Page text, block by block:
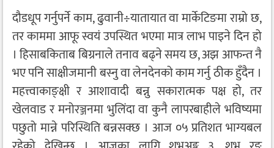
दौडधूप गर्नुपर्ने काम, ढुवानी÷यातायात वा मार्केटिङमा राम्रो छ,
तर काममा आफू स्वयं उपस्थित भएमा मात्र लाभ पाइने दिन हो
। हिसाबकिताब बिग्रनाले तनाव बढ्ने समय छ, अझ आफन्त नै
भए पनि साक्षीजमानी बस्नु वा लेनदेनको काम गर्नु ठीक हुँदैन ।
महत्त्वाकाङ्क्षी र आशावादी बन्नु सकारात्मक पक्ष हो, तर
खेलवाड र मनोरञ्जनमा भुलिंदा वा कुनै लापरबाहीले भविष्यमा
पछुतो मान्ने परिस्थिति बन्नसक्छ । आज ०५ प्रतिशत भाग्यबल